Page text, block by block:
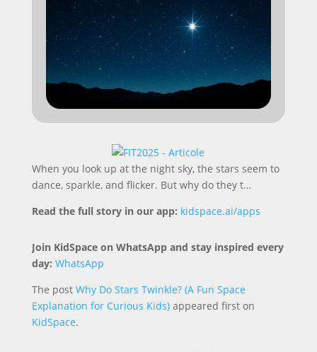
When you look up at the night sky, the stars seem to
dance, sparkle, and flicker. But why do they t…
Read the full story in our app: kidspace.ai/apps
Join KidSpace on WhatsApp and stay inspired every
day: WhatsApp
The post Why Do Stars Twinkle? (A Fun Space
Explanation for Curious Kids)appeared first on
KidSpace.